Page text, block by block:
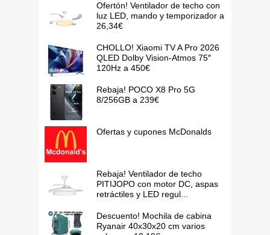
Ofertón! Ventilador de techo con
luz LED, mando y temporizador a
26,34€
CHOLLO! Xiaomi TV A Pro 2026
QLED Dolby Vision-Atmos 75″
120Hz a 450€
Rebaja! POCO X8 Pro 5G
8/256GB a 239€
Ofertas y cupones McDonalds
Rebaja! Ventilador de techo
PITIJOPO con motor DC, aspas
retráctiles y LED regul...
Descuento! Mochila de cabina
Ryanair 40x30x20 cm varios